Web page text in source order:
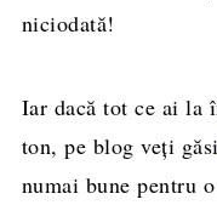
niciodată!
Iar dacă tot ce ai la
ton, pe blog veți găsi
numai bune pentru